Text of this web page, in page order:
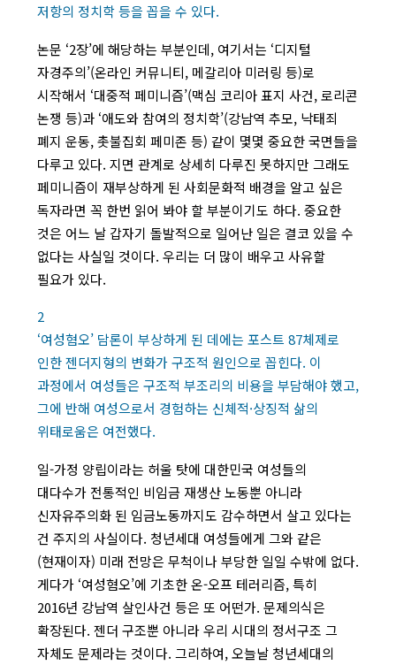
저항의 정치학 등을 꼽을 수 있다.
논문 ‘2장’에 해당하는 부분인데, 여기서는 ‘디지털
자경주의’(온라인 커뮤니티, 메갈리아 미러링 등)로
시작해서 ‘대중적 페미니즘’(맥심 코리아 표지 사건, 로리콘
논쟁 등)과 ‘애도와 참여의 정치학’(강남역 추모, 낙태죄
폐지 운동, 촛불집회 페미존 등) 같이 몇몇 중요한 국면들을
다루고 있다. 지면 관계로 상세히 다루진 못하지만 그래도
페미니즘이 재부상하게 된 사회문화적 배경을 알고 싶은
독자라면 꼭 한번 읽어 봐야 할 부분이기도 하다. 중요한
것은 어느 날 갑자기 돌발적으로 일어난 일은 결코 있을 수
없다는 사실일 것이다. 우리는 더 많이 배우고 사유할
필요가 있다.
2
‘여성혐오’ 담론이 부상하게 된 데에는 포스트 87체제로
인한 젠더지형의 변화가 구조적 원인으로 꼽힌다. 이
과정에서 여성들은 구조적 부조리의 비용을 부담해야 했고,
그에 반해 여성으로서 경험하는 신체적·상징적 삶의
위태로움은 여전했다.
일-가정 양립이라는 허울 탓에 대한민국 여성들의
대다수가 전통적인 비임금 재생산 노동뿐 아니라
신자유주의화 된 임금노동까지도 감수하면서 살고 있다는
건 주지의 사실이다. 청년세대 여성들에게 그와 같은
(현재이자) 미래 전망은 무척이나 부당한 일일 수밖에 없다.
게다가 ‘여성혐오’에 기초한 온-오프 테러리즘, 특히
2016년 강남역 살인사건 등은 또 어떤가. 문제의식은
확장된다. 젠더 구조뿐 아니라 우리 시대의 정서구조 그
자체도 문제라는 것이다. 그리하여, 오늘날 청년세대의